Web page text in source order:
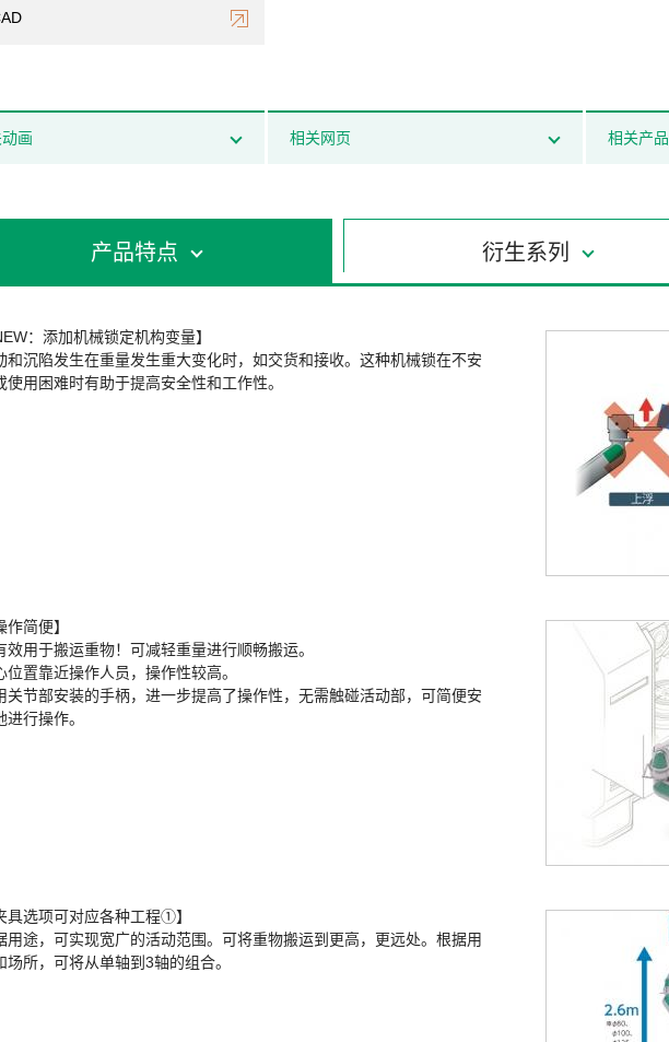
画 相关网页 相关产品
产品特点 衍生系列
：添加机械锁定机构变量】
和沉陷发生在重量发生重大变化时，如交货和接收。这种机械锁在不安
使用困难时有助于提高安全性和工作性。
作简便】
效用于搬运重物！可减轻重量进行顺畅搬运。
位置靠近操作人员，操作性较高。
关节部安装的手柄，进一步提高了操作性，无需触碰活动部，可简便安
进行操作。
具选项可对应各种工程①】
用途，可实现宽广的活动范围。可将重物搬运到更高，更远处。根据用
场所，可将从单轴到3轴的组合。